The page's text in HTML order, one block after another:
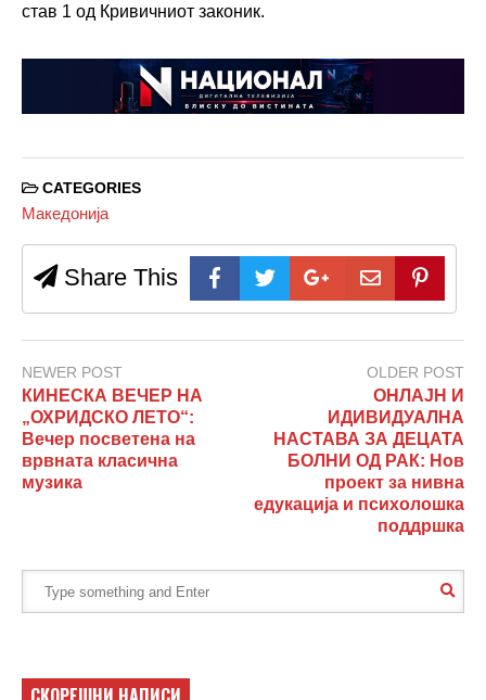
став 1 од Кривичниот законик.
CATEGORIES
Македонија
Share This
NEWER POST
КИНЕСКА ВЕЧЕР НА
„ОХРИДСКО ЛЕТО“:
Вечер посветена на
врвната класична
музика
OLDER POST
ОНЛАЈН И
ИДИВИДУАЛНА
НАСТАВА ЗА ДЕЦАТА
БОЛНИ ОД РАК: Нов
проект за нивна
едукација и психолошка
поддршка